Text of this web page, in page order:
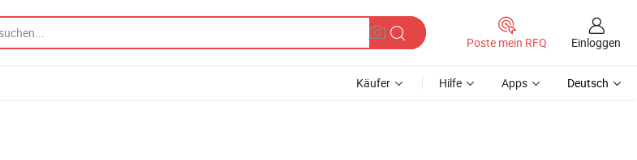
Poste mein RFQ Einloggen
Käufer Hilfe Apps Deutsch